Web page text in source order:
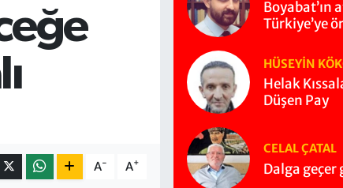
A- A+
Boyabat’ın
Türkiye’ye
HÜSEYIN
Helak
Düşen Pay
CELAL ÇATAL
Dalga geçer